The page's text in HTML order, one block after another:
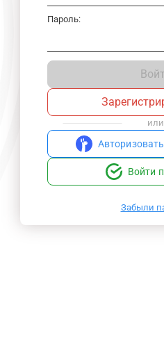
Пароль:
или
Войти
Забыли